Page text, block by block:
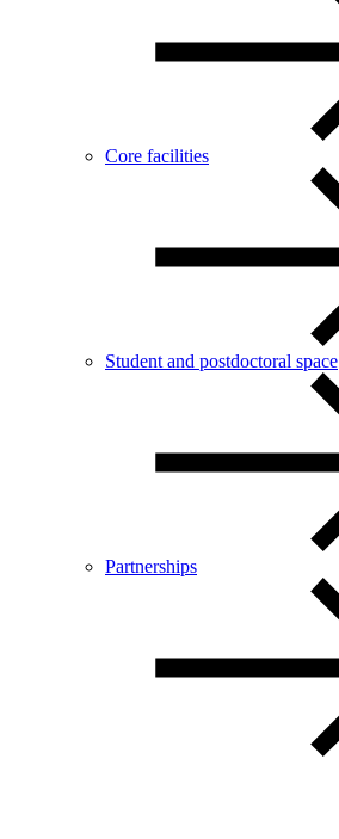
Core facilities
Student and postdoctoral space
Partnerships